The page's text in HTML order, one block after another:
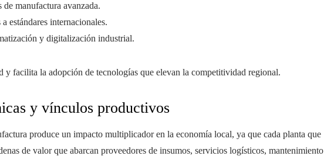
manufactura avanzada.
estándares internacionales.
y digitalización industrial.
y facilita la adopción de tecnologías que elevan la competitividad regional.
y vínculos productivos
produce un impacto multiplicador en la economía local, ya que cada planta que
de valor que abarcan proveedores de insumos, servicios logísticos, mantenimiento